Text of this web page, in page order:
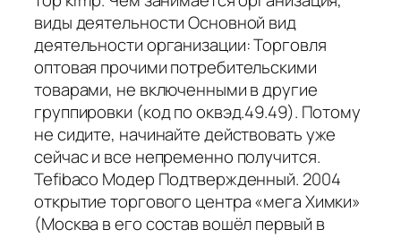
виды деятельности Основной вид
деятельности организации: Торговля
оптовая прочими потребительскими
товарами, не включенными в другие
группировки (код по оквэд.49.49). Потому
не сидите, начинайте действовать уже
сейчас и все непременно получится.
Tefibaco Модер Подтвержденный. 2004
открытие торгового центра «мега Химки»
(Москва в его состав вошёл первый в